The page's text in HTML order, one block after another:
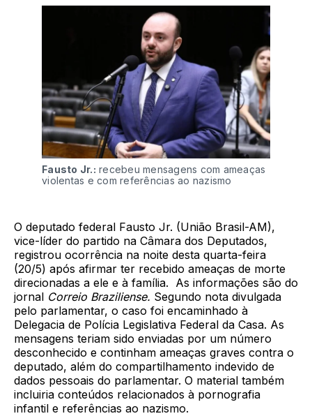
Fausto Jr.: recebeu mensagens com ameaças
violentas e com referências ao nazismo
O deputado federal Fausto Jr. (União Brasil-AM),
vice-líder do partido na Câmara dos Deputados,
registrou ocorrência na noite desta quarta-feira
(20/5) após afirmar ter recebido ameaças de morte
direcionadas a ele e à família. As informações são do
jornal Correio Braziliense. Segundo nota divulgada
pelo parlamentar, o caso foi encaminhado à
Delegacia de Polícia Legislativa Federal da Casa. As
mensagens teriam sido enviadas por um número
desconhecido e continham ameaças graves contra o
deputado, além do compartilhamento indevido de
dados pessoais do parlamentar. O material também
incluiria conteúdos relacionados à pornografia
infantil e referências ao nazismo.